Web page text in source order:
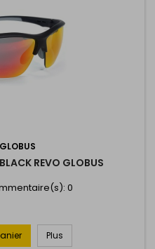
GLOBUS
REVO GLOBUS
0
Plus